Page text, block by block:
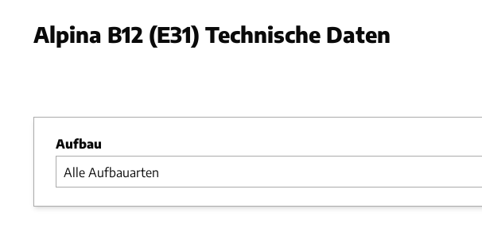
Alpina B12 (E31) Technische Daten
Foto: Tom Gidden/RM Sotheby's
Aufbau